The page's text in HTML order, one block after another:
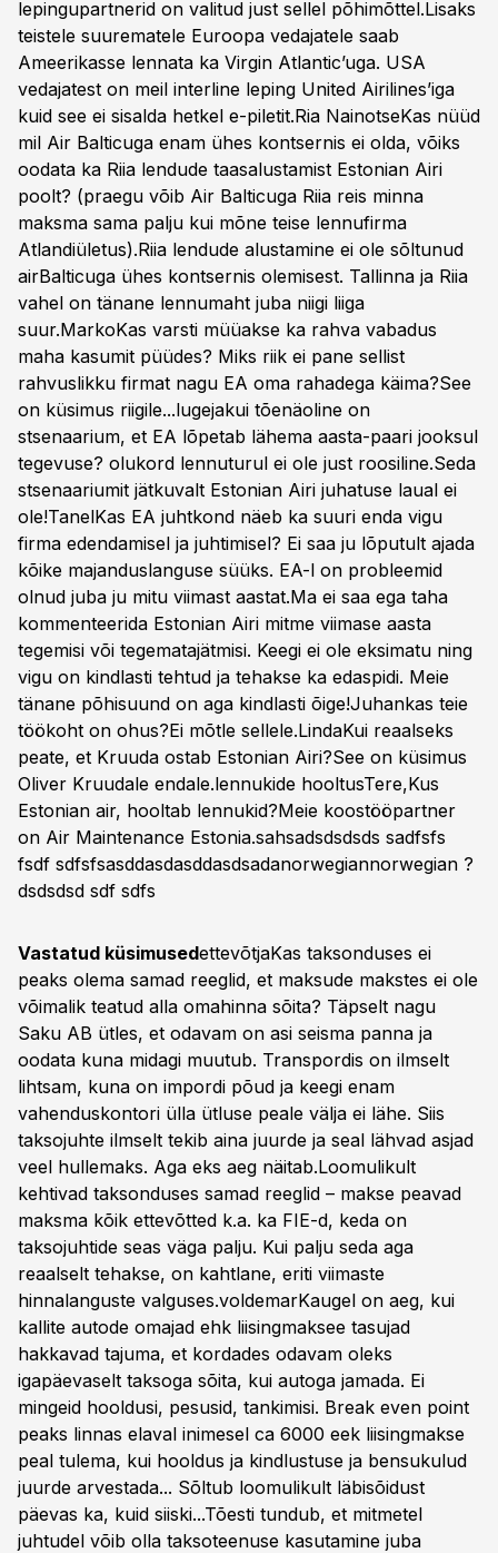
lepingupartnerid on valitud just sellel põhimõttel.Lisaks
teistele suurematele Euroopa vedajatele saab
Ameerikasse lennata ka Virgin Atlantic’uga. USA
vedajatest on meil interline leping United Airilines’iga
kuid see ei sisalda hetkel e-piletit.Ria NainotseKas nüüd
mil Air Balticuga enam ühes kontsernis ei olda, võiks
oodata ka Riia lendude taasalustamist Estonian Airi
poolt? (praegu võib Air Balticuga Riia reis minna
maksma sama palju kui mõne teise lennufirma
Atlandiületus).Riia lendude alustamine ei ole sõltunud
airBalticuga ühes kontsernis olemisest. Tallinna ja Riia
vahel on tänane lennumaht juba niigi liiga
suur.MarkoKas varsti müüakse ka rahva vabadus
maha kasumit püüdes? Miks riik ei pane sellist
rahvuslikku firmat nagu EA oma rahadega käima?See
on küsimus riigile...lugejakui tõenäoline on
stsenaarium, et EA lõpetab lähema aasta-paari jooksul
tegevuse? olukord lennuturul ei ole just roosiline.Seda
stsenaariumit jätkuvalt Estonian Airi juhatuse laual ei
ole!TanelKas EA juhtkond näeb ka suuri enda vigu
firma edendamisel ja juhtimisel? Ei saa ju lõputult ajada
kõike majanduslanguse süüks. EA-l on probleemid
olnud juba ju mitu viimast aastat.Ma ei saa ega taha
kommenteerida Estonian Airi mitme viimase aasta
tegemisi või tegematajätmisi. Keegi ei ole eksimatu ning
vigu on kindlasti tehtud ja tehakse ka edaspidi. Meie
tänane põhisuund on aga kindlasti õige!Juhankas teie
töökoht on ohus?Ei mõtle sellele.LindaKui reaalseks
peate, et Kruuda ostab Estonian Airi?See on küsimus
Oliver Kruudale endale.lennukide hooltusTere,Kus
Estonian air, hooltab lennukid?Meie koostööpartner
on Air Maintenance Estonia.sahsadsdsdsds sadfsfs
fsdf sdfsfsasddasdasddasdsadanorwegiannorwegian ?
dsdsdsd sdf sdfs
Vastatud küsimusedettevõtjaKas taksonduses ei
peaks olema samad reeglid, et maksude makstes ei ole
võimalik teatud alla omahinna sõita? Täpselt nagu
Saku AB ütles, et odavam on asi seisma panna ja
oodata kuna midagi muutub. Transpordis on ilmselt
lihtsam, kuna on impordi põud ja keegi enam
vahenduskontori ülla ütluse peale välja ei lähe. Siis
taksojuhte ilmselt tekib aina juurde ja seal lähvad asjad
veel hullemaks. Aga eks aeg näitab.Loomulikult
kehtivad taksonduses samad reeglid – makse peavad
maksma kõik ettevõtted k.a. ka FIE-d, keda on
taksojuhtide seas väga palju. Kui palju seda aga
reaalselt tehakse, on kahtlane, eriti viimaste
hinnalanguste valguses.voldemarKaugel on aeg, kui
kallite autode omajad ehk liisingmaksee tasujad
hakkavad tajuma, et kordades odavam oleks
igapäevaselt taksoga sõita, kui autoga jamada. Ei
mingeid hooldusi, pesusid, tankimisi. Break even point
peaks linnas elaval inimesel ca 6000 eek liisingmakse
peal tulema, kui hooldus ja kindlustuse ja bensukulud
juurde arvestada... Sõltub loomulikult läbisõidust
päevas ka, kuid siiski...Tõesti tundub, et mitmetel
juhtudel võib olla taksoteenuse kasutamine juba